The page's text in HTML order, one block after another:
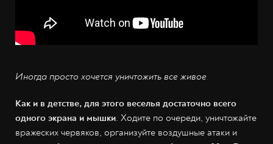
Иногда просто хочется уничтожить все живое
Как и в детстве, для этого веселья достаточно всего
одного экрана и мышки. Ходите по очереди, уничтожайте
вражеских червяков, организуйте воздушные атаки и